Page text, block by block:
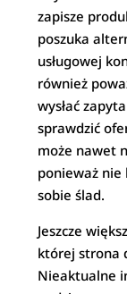
zapisze
poszuka
usługowej
również
wysłać
sprawdzić
może nawet
ponieważ nie
sobie ślad.
Jeszcze
której strona
Nieaktualne